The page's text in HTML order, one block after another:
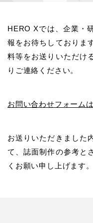
HERO Xでは、企業・
報をお待ちしておりま
料等をお送りいただけ
りご連絡ください。
お問い合わせフォーム
お送りいただきました
て、誌面制作の参考と
くお願い申し上げます。